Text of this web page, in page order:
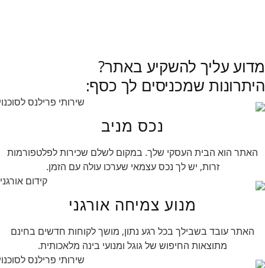
מדוע עליך להשקיע באתר?
היתרונות שמכניסים לך כסף:
נכס מניב
האתר הוא הבית העסקי שלך. במקום לשלם שכירות לפלטפורמות
זרות, יש לך נכס עצמאי שערכו עולה עם הזמן.
מנוע צמיחה אורגני
האתר עובד בשבילך בכל רגע נתון, מושך לקוחות חדשים בחינם
מתוצאות החיפוש של גוגל ומנועי בינה מלאכותית.